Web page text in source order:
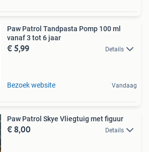
Paw Patrol Tandpasta Pomp 100 ml
vanaf 3 tot 6 jaar
€ 5,99 Details
Bezoek website Vandaag
Paw Patrol Skye Vliegtuig met figuur
€ 8,00 Details